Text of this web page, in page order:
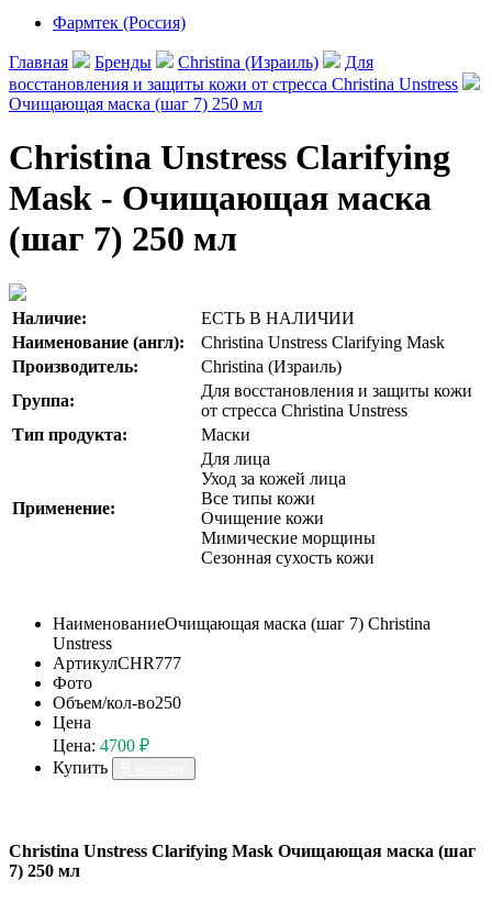
Фармтек (Россия)
Главная Бренды Christina (Израиль)
Для
восстановления и защиты кожи от стресса Christina Unstress
Очищающая маска (шаг 7) 250 мл
Christina Unstress Clarifying
Mask - Очищающая маска
(шаг 7) 250 мл
Наличие:
ЕСТЬ В НАЛИЧИИ
Наименование (англ):
Christina Unstress Clarifying Mask
Производитель:
Christina (Израиль)
Группа:
Для восстановления и защиты кожи
от стресса Christina Unstress
Тип продукта:
Маски
Применение:
Для лица
Уход за кожей лица
Все типы кожи
Очищение кожи
Мимические морщины
Сезонная сухость кожи
НаименованиеОчищающая маска (шаг 7) Christina
Unstress
АртикулCHR777
Фото
Объем/кол-во250
Цена
Цена: 4700 ₽
Купить
Christina Unstress Clarifying Mask Очищающая маска (шаг
7) 250 мл